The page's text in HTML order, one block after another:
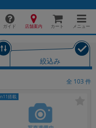
ガイド 店舗案内 カート メニュー
絞込み
全 103 件
搭載
替える